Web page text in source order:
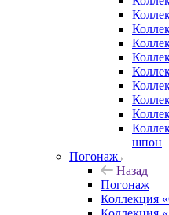
шпон
Погонаж
Назад
Погонаж
Коллекция